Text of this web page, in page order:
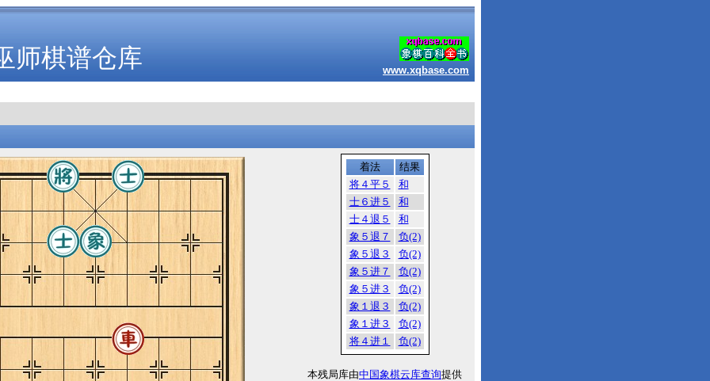
师棋谱仓库 www.xqbase.com
着法
结果
将４平５
和
士６进５
和
士４退５
和
象５退７
负(2)
象５退３
负(2)
象５进７
负(2)
象５进３
负(2)
象１退３
负(2)
象１进３
负(2)
将４进１
负(2)
本残局库由中国象棋云库查询提供